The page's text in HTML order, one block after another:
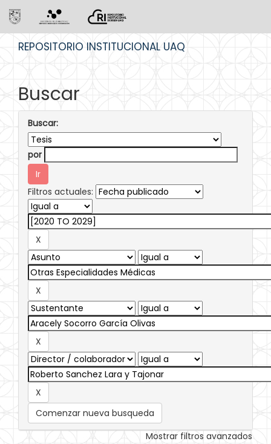
REPOSITORIO INSTITUCIONAL UAQ
Buscar
Buscar:
por
Filtros actuales:
Comenzar nueva busqueda
Mostrar filtros avanzados